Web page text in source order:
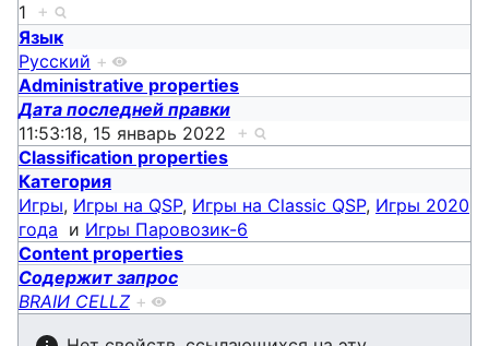
1 +
Язык
Русский +
Administrative properties
Дата последней правки
11:53:18, 15 январь 2022 +
Classification properties
Категория
Игры, Игры на QSP, Игры на Classic QSP, Игры 2020
года и Игры Паровозик-6
Content properties
Содержит запрос
BRAIИ CELLZ +